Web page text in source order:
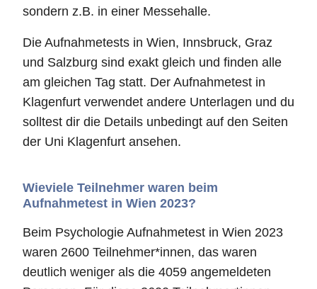
sondern z.B. in einer Messehalle.
Die Aufnahmetests in Wien, Innsbruck, Graz
und Salzburg sind exakt gleich und finden alle
am gleichen Tag statt. Der Aufnahmetest in
Klagenfurt verwendet andere Unterlagen und du
solltest dir die Details unbedingt auf den Seiten
der Uni Klagenfurt ansehen.
Wieviele Teilnehmer waren beim
Aufnahmetest in Wien 2023?
Beim Psychologie Aufnahmetest in Wien 2023
waren 2600 Teilnehmer*innen, das waren
deutlich weniger als die 4059 angemeldeten